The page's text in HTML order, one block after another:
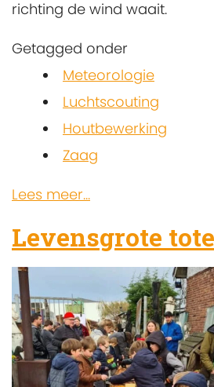
richting de wind waait.
Getagged onder
Meteorologie
Luchtscouting
Houtbewerking
Zaag
Lees meer...
Levensgrote